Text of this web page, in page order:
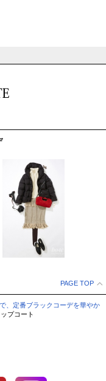
PAGE TOP
、定番ブラックコーデを華やか
プコート